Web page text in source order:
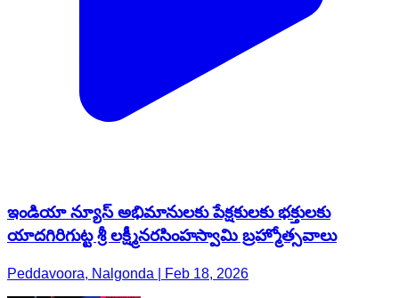
ఇండియా న్యూస్ అభిమానులకు పేక్షకులకు భక్తులకు
యాదగిరిగుట్ట శ్రీ లక్ష్మీనరసింహస్వామి బ్రహ్మోత్సవాలు
Peddavoora, Nalgonda | Feb 18, 2026